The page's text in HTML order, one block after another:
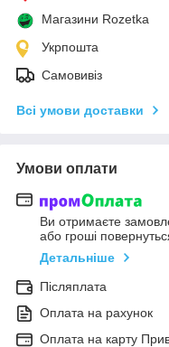
Магазини Rozetka
Укрпошта
Самовивіз
Всі умови доставки
Умови оплати
Ви отримаєте
або гроші
Детальніше
Післяплата
Оплата на рахунок
Оплата на карту